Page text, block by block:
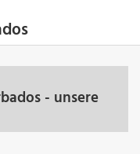
- unsere